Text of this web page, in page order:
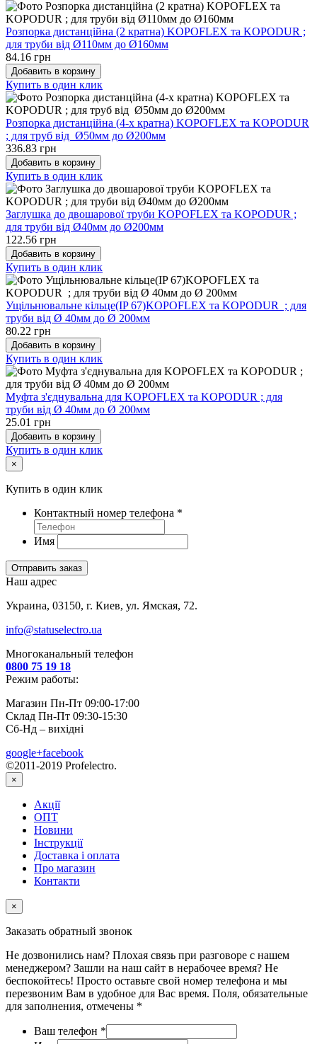
Розпорка дистанційна (2 кратна) KOPOFLEX та KOPODUR ;
для труби від Ø110мм до Ø160мм
84.16 грн
Добавить в корзину
Купить в один клик
Розпорка дистанційна (4-х кратна) KOPOFLEX та KOPODUR
; для труб від Ø50мм до Ø200мм
336.83 грн
Добавить в корзину
Купить в один клик
Заглушка до двошарової труби KOPOFLEX та KOPODUR ;
для труби від Ø40мм до Ø200мм
122.56 грн
Добавить в корзину
Купить в один клик
Ущільнювальне кільце(IP 67)KOPOFLEX та KOPODUR ; для
труби від Ø 40мм до Ø 200мм
80.22 грн
Добавить в корзину
Купить в один клик
Муфта з'єднувальна для KOPOFLEX та KOPODUR ; для
труби від Ø 40мм до Ø 200мм
25.01 грн
Добавить в корзину
Купить в один клик
×
Купить в один клик
Контактный номер телефона *
Имя
Отправить заказ
Наш адрес
Украина, 03150, г. Киев, ул. Ямская, 72.
info@statuselectro.ua
Многоканальный телефон
0800 75 19 18
Режим работы:
Магазин Пн-Пт 09:00-17:00
Склад Пн-Пт 09:30-15:30
Сб-Нд – вихідні
google+facebook
©2011-2019 Profelectro.
×
Акції
ОПТ
Новини
Інструкції
Доставка і оплата
Про магазин
Контакти
×
Заказать обратный звонок
Не дозвонились нам? Плохая связь при разговоре с нашем
менеджером? Зашли на наш сайт в нерабочее время? Не
беспокойтесь! Просто оставьте свой номер телефона и мы
перезвоним Вам в удобное для Вас время. Поля, обязательные
для заполнения, отмечены *
Ваш телефон *